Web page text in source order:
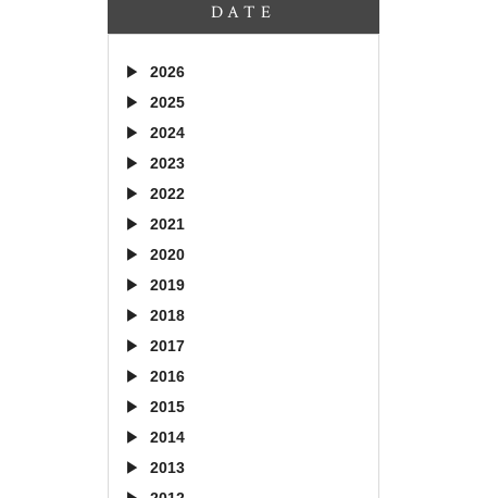
DATE
2026
2025
2024
2023
2022
2021
2020
2019
2018
2017
2016
2015
2014
2013